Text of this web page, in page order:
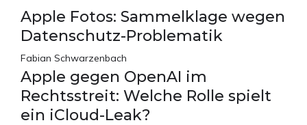
Apple Fotos: Sammelklage wegen
Datenschutz-Problematik
Fabian Schwarzenbach
Apple gegen OpenAI im
Rechtsstreit: Welche Rolle spielt
ein iCloud-Leak?